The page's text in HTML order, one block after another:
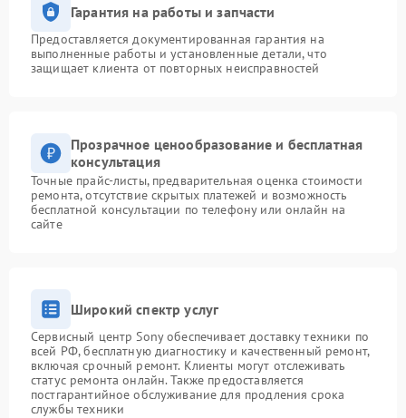
Гарантия на работы и запчасти
Предоставляется документированная гарантия на
выполненные работы и установленные детали, что
защищает клиента от повторных неисправностей
Прозрачное ценообразование и бесплатная
консультация
Точные прайс-листы, предварительная оценка стоимости
ремонта, отсутствие скрытых платежей и возможность
бесплатной консультации по телефону или онлайн на
сайте
Широкий спектр услуг
Сервисный центр Sony обеспечивает доставку техники по
всей РФ, бесплатную диагностику и качественный ремонт,
включая срочный ремонт. Клиенты могут отслеживать
статус ремонта онлайн. Также предоставляется
постгарантийное обслуживание для продления срока
службы техники